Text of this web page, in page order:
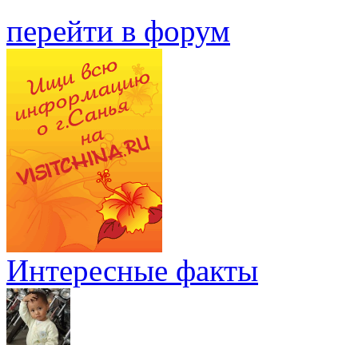
перейти в форум
Интересные факты